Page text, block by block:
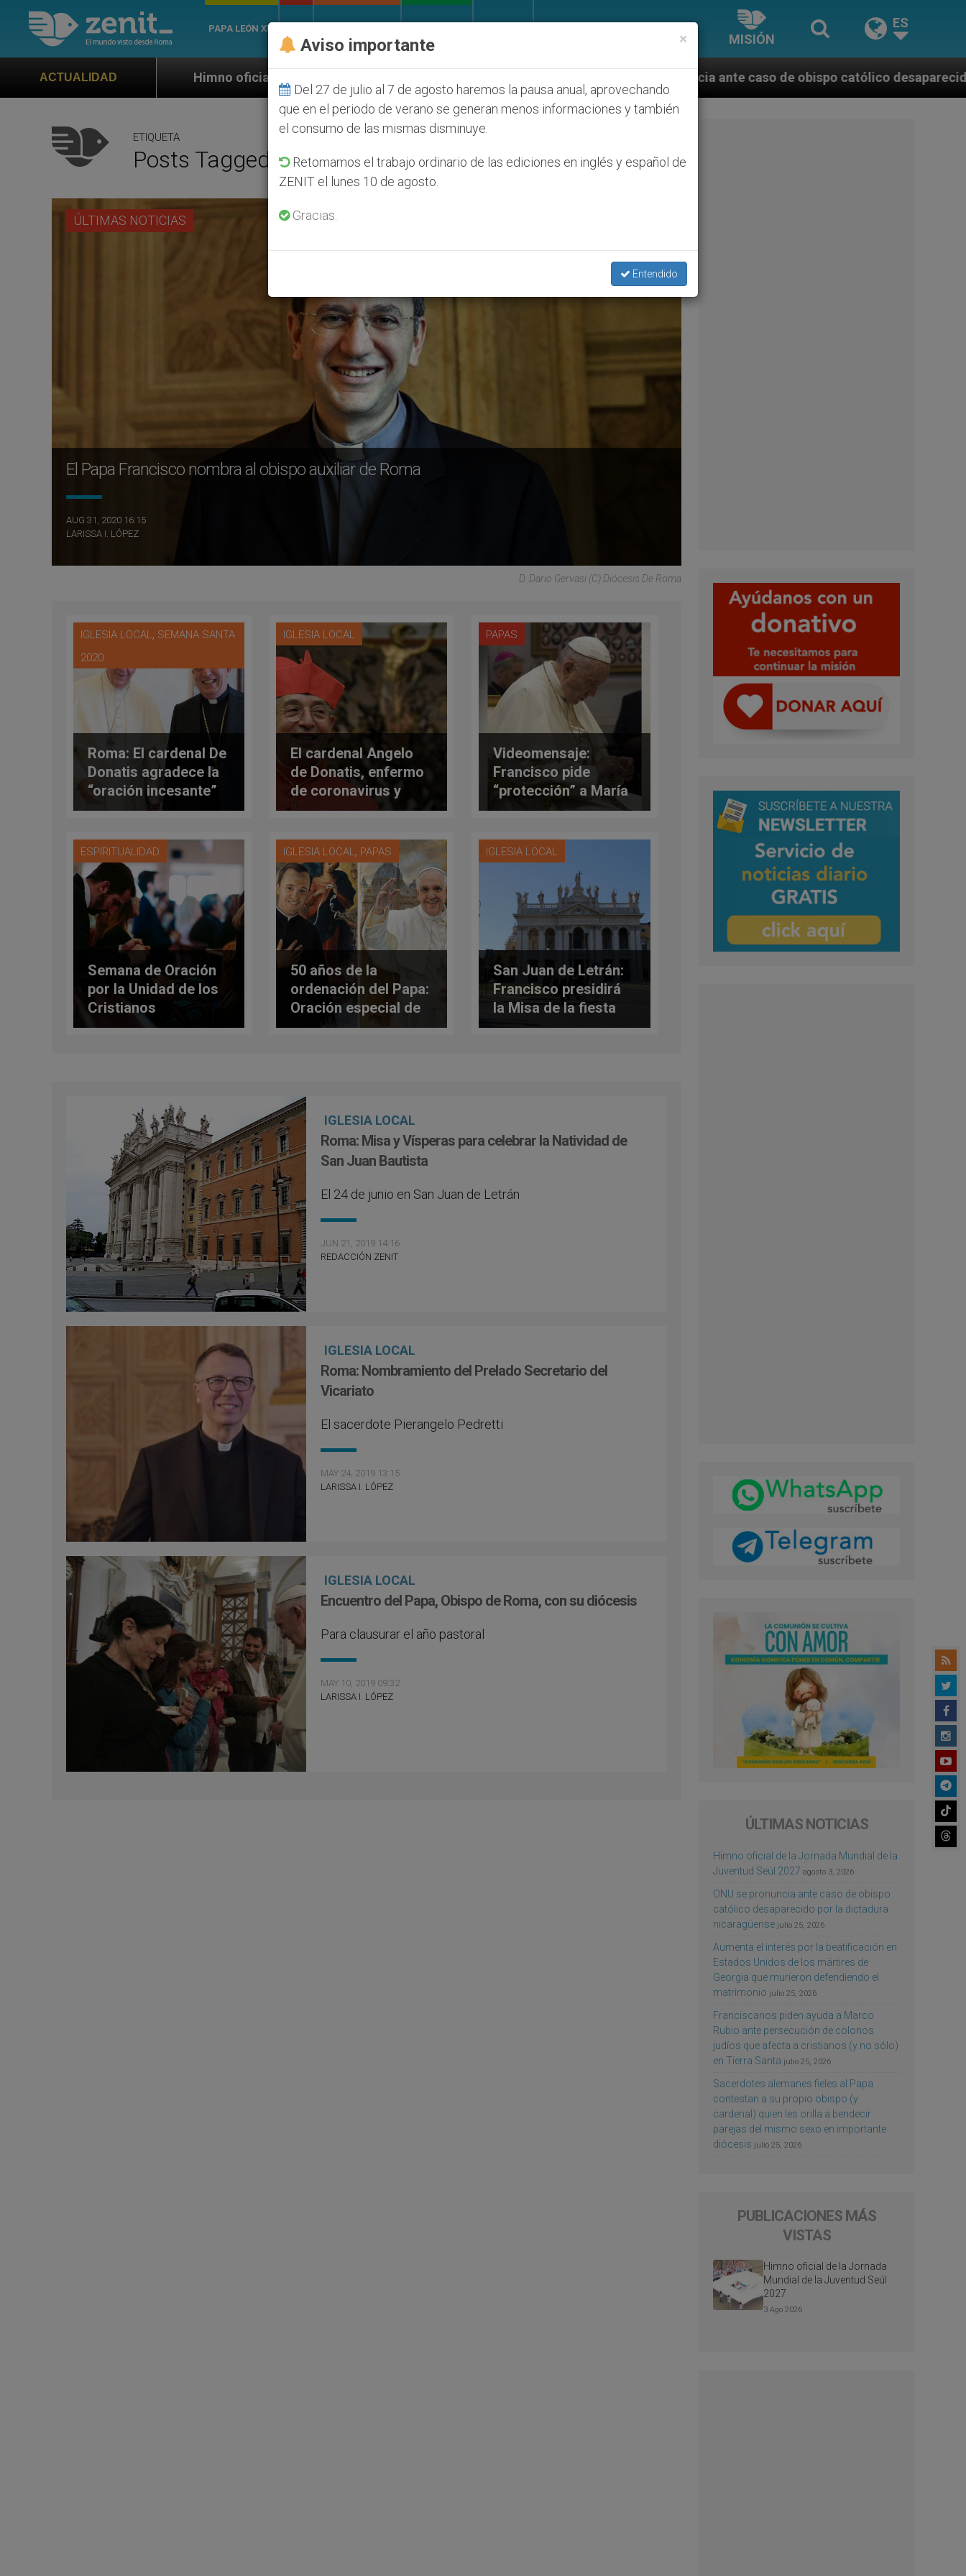
PAPA LEÓN XIV
MISIÓN
ES
ACTUALIDAD
Himno oficial de la Jornada Mundial de la Juventud Seúl 2027 ONU se pronuncia ante caso de obispo católico desaparecido por la dictadura
ETIQUETA
Posts Tagged ‘Vicariato De Roma’
ÚLTIMAS NOTICIAS
El Papa Francisco nombra al obispo auxiliar de Roma
AUG 31, 2020 16:15
LARISSA I. LÓPEZ
D. Dario Gervasi (C) Diócesis De Roma
IGLESIA LOCAL, SEMANA SANTA
2020
Roma: El cardenal De
Donatis agradece la
“oración incesante”
de la diócesis
IGLESIA LOCAL
El cardenal Angelo
de Donatis, enfermo
de coronavirus y
hospitalizado
PAPAS
Videomensaje:
Francisco pide
“protección” a María
ante la emergencia
ESPIRITUALIDAD
Semana de Oración
por la Unidad de los
Cristianos
IGLESIA LOCAL, PAPAS
50 años de la
ordenación del Papa:
Oración especial de
la Diócesis de Roma
IGLESIA LOCAL
San Juan de Letrán:
Francisco presidirá
la Misa de la fiesta
de su dedicación
IGLESIA LOCAL
Roma: Misa y Vísperas para celebrar la Natividad de
San Juan Bautista
El 24 de junio en San Juan de Letrán
JUN 21, 2019 14:16
REDACCIÓN ZENIT
IGLESIA LOCAL
Roma: Nombramiento del Prelado Secretario del
Vicariato
El sacerdote Pierangelo Pedretti
MAY 24, 2019 13:15
LARISSA I. LÓPEZ
IGLESIA LOCAL
Encuentro del Papa, Obispo de Roma, con su diócesis
Para clausurar el año pastoral
MAY 10, 2019 09:32
LARISSA I. LÓPEZ
ÚLTIMAS NOTICIAS
Himno oficial de la Jornada Mundial de la
Juventud Seúl 2027 agosto 3, 2026
ONU se pronuncia ante caso de obispo
católico desaparecido por la dictadura
nicaragüense julio 25, 2026
Aumenta el interés por la beatificación en
Estados Unidos de los mártires de
Georgia que murieron defendiendo el
matrimonio julio 25, 2026
Franciscanos piden ayuda a Marco
Rubio ante persecución de colonos
judíos que afecta a cristianos (y no sólo)
en Tierra Santa julio 25, 2026
Sacerdotes alemanes fieles al Papa
contestan a su propio obispo (y
cardenal) quien les orilla a bendecir
parejas del mismo sexo en importante
diócesis julio 25, 2026
PUBLICACIONES MÁS
VISTAS
Himno oficial de la Jornada
Mundial de la Juventud Seúl
2027
3 Ago 2026
×
Aviso importante
Del 27 de julio al 7 de agosto haremos la pausa anual, aprovechando
que en el periodo de verano se generan menos informaciones y también
el consumo de las mismas disminuye.
Retomamos el trabajo ordinario de las ediciones en inglés y español de
ZENIT el lunes 10 de agosto.
Gracias.
Entendido